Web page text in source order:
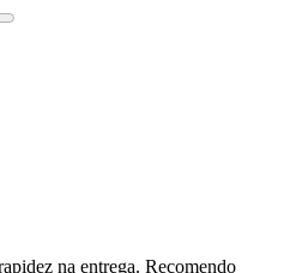
na entrega. Recomendo